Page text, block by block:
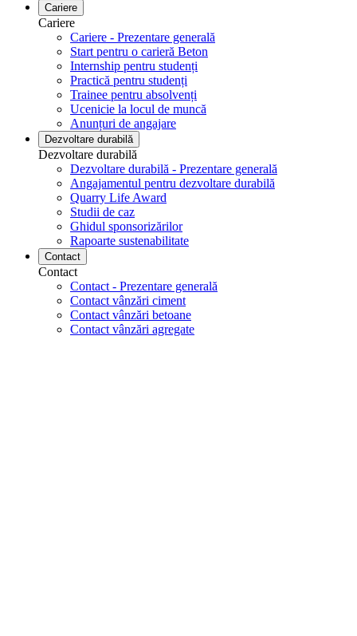
Cariere
Cariere
Cariere - Prezentare generală
Start pentru o carieră Beton
Internship pentru studenți
Practică pentru studenți
Trainee pentru absolvenți
Ucenicie la locul de muncă
Anunțuri de angajare
Dezvoltare durabilă
Dezvoltare durabilă
Dezvoltare durabilă - Prezentare generală
Angajamentul pentru dezvoltare durabilă
Quarry Life Award
Studii de caz
Ghidul sponsorizărilor
Rapoarte sustenabilitate
Contact
Contact
Contact - Prezentare generală
Contact vânzări ciment
Contact vânzări betoane
Contact vânzări agregate